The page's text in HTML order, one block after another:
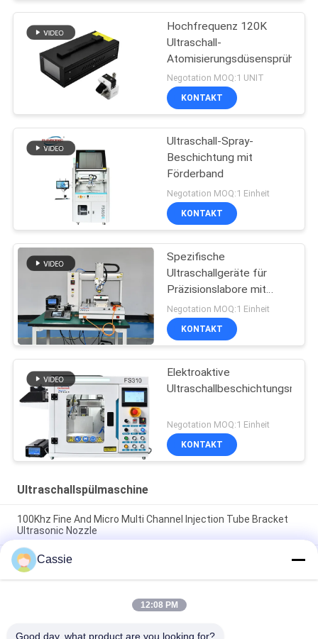
Hochfrequenz 120K
Ultraschall-
Atomisierungsdüsensprühen
Negotation MOQ:1 UNIT
KONTAKT
Ultraschall-Spray-
Beschichtung mit
Förderband
Negotation MOQ:1 Einheit
KONTAKT
Spezifische
Ultraschallgeräte für
Präzisionslabore mit
einfacher
Besprühungsbeschichtung
Negotation MOQ:1 Einheit
KONTAKT
Elektroaktive
Negotation MOQ:1 Einheit
KONTAKT
Ultraschallspülmaschine
100Khz Fine And Micro Multi Channel Injection Tube Bracket
Ultrasonic Nozzle
Produktionslinie für Spritzen Ultraschall Sprühbeschichtung
Technologie für Blutentnahme Gefäße BTC und
Injektionsröhren
Durchsichtige Ultraschallpräzisionsbeschichtung mit
Cassie
12:08 PM
Good day, what product are you looking for?